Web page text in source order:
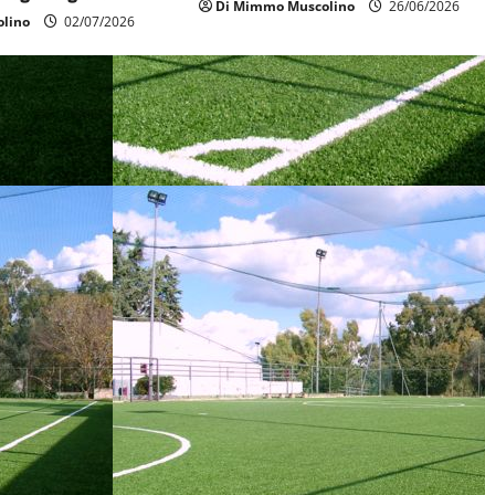
02/07/2026
Di Mimmo Muscolino 26/06/2026